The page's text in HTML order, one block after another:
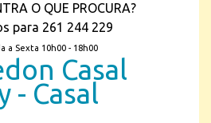
O QUE PROCURA?
para 261 244 229
a Sexta 10h00 - 18h00
Casal
- Casal